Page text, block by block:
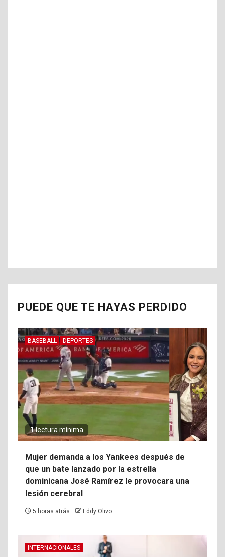
PUEDE QUE TE HAYAS PERDIDO
BASEBALL DEPORTES
1 lectura mínima
Mujer demanda a los Yankees después de
que un bate lanzado por la estrella
dominicana José Ramírez le provocara una
lesión cerebral
5 horas atrás Eddy Olivo
INTERNACIONALES